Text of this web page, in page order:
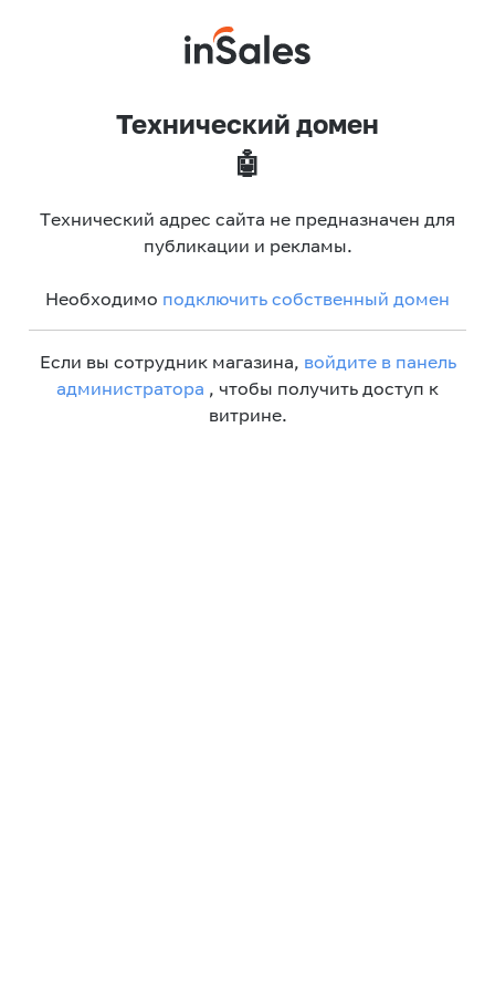
Технический домен
🤖
Технический адрес сайта не предназначен для
публикации и рекламы.
Необходимо подключить собственный домен
Если вы сотрудник магазина, войдите в панель
администратора , чтобы получить доступ к
витрине.